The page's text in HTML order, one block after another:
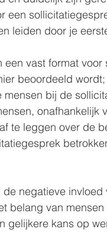
een
leiden door je
een vast format
beoordeeld wordt;
mensen bij de
te leggen over de
de negatieve
belang van
gelijkere kans op